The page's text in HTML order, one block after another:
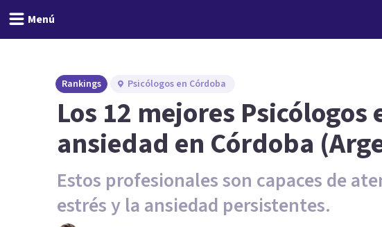
Menú
Rankings Psicólogos en Córdoba
Los 12 mejores Psicólogos
ansiedad en Córdoba
Estos profesionales son capaces de
estrés y la ansiedad persistentes.